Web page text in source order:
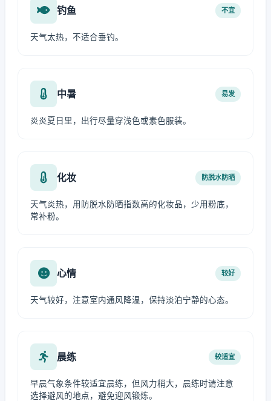
钓鱼 不宜
天气太热，不适合垂钓。
中暑 易发
炎炎夏日里，出行尽量穿浅色或素色服装。
化妆 防脱水防晒
天气炎热，用防脱水防晒指数高的化妆品，少用粉底，
常补粉。
心情 较好
天气较好，注意室内通风降温，保持淡泊宁静的心态。
晨练 较适宜
早晨气象条件较适宜晨练，但风力稍大，晨练时请注意
选择避风的地点，避免迎风锻炼。